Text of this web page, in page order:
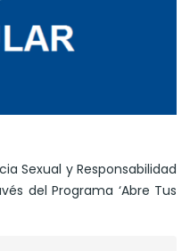
Sexual y Responsabilidad
del Programa ‘Abre Tus